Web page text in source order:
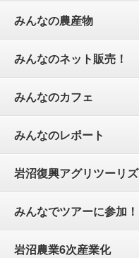
みんなの農産物
みんなのネット販売！
みんなのカフェ
みんなのレポート
岩沼復興アグリツーリ
みんなでツアーに参加！
岩沼農業6次産業化